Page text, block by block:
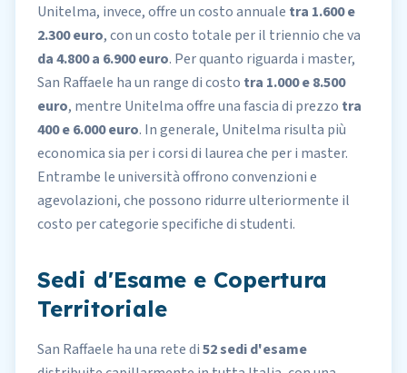
Unitelma, invece, offre un costo annuale tra 1.600 e
2.300 euro, con un costo totale per il triennio che va
da 4.800 a 6.900 euro. Per quanto riguarda i master,
San Raffaele ha un range di costo tra 1.000 e 8.500
euro, mentre Unitelma offre una fascia di prezzo tra
400 e 6.000 euro. In generale, Unitelma risulta più
economica sia per i corsi di laurea che per i master.
Entrambe le università offrono convenzioni e
agevolazioni, che possono ridurre ulteriormente il
costo per categorie specifiche di studenti.
Sedi d'Esame e Copertura
Territoriale
San Raffaele ha una rete di52 sedi d'esame